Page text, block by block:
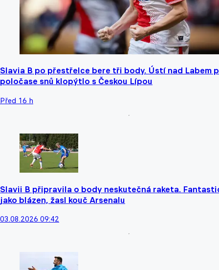
Slavia B po přestřelce bere tři body. Ústí nad Labem
poločase snů klopýtlo s Českou Lípou
Před 16 h
Slavii B připravila o body neskutečná raketa.
jako blázen, žasl kouč Arsenalu
03.08.2026 09:42